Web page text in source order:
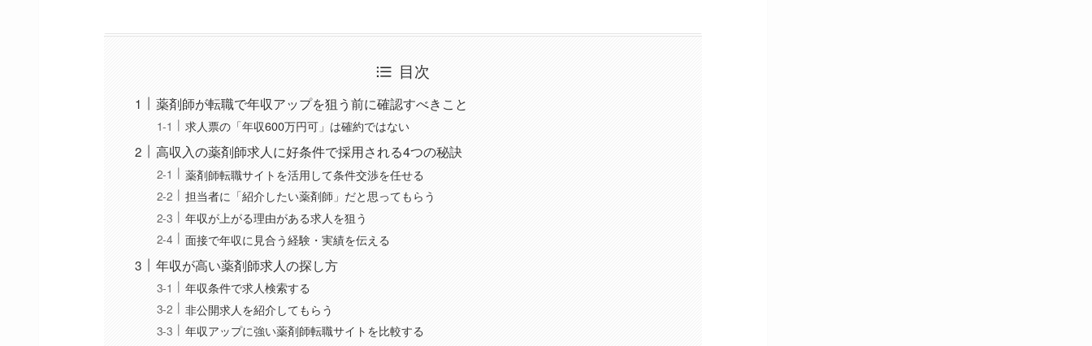
目次
薬剤師が転職で年収アップを狙う前に確認すべきこと
求人票の「年収600万円可」は確約ではない
高収入の薬剤師求人に好条件で採用される4つの秘訣
薬剤師転職サイトを活用して条件交渉を任せる
担当者に「紹介したい薬剤師」だと思ってもらう
年収が上がる理由がある求人を狙う
面接で年収に見合う経験・実績を伝える
年収が高い薬剤師求人の探し方
年収条件で求人検索する
非公開求人を紹介してもらう
年収アップに強い薬剤師転職サイトを比較する